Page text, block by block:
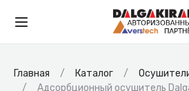
Главная Каталог
Адсорбционный осушитель